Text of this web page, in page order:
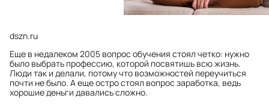
dszn.ru
Еще в недалеком 2005 вопрос обучения стоял четко: нужно
было выбрать профессию, которой посвятишь всю жизнь.
Люди так и делали, потому что возможностей переучиться
почти не было. А еще остро стоял вопрос заработка, ведь
хорошие деньги давались сложно.